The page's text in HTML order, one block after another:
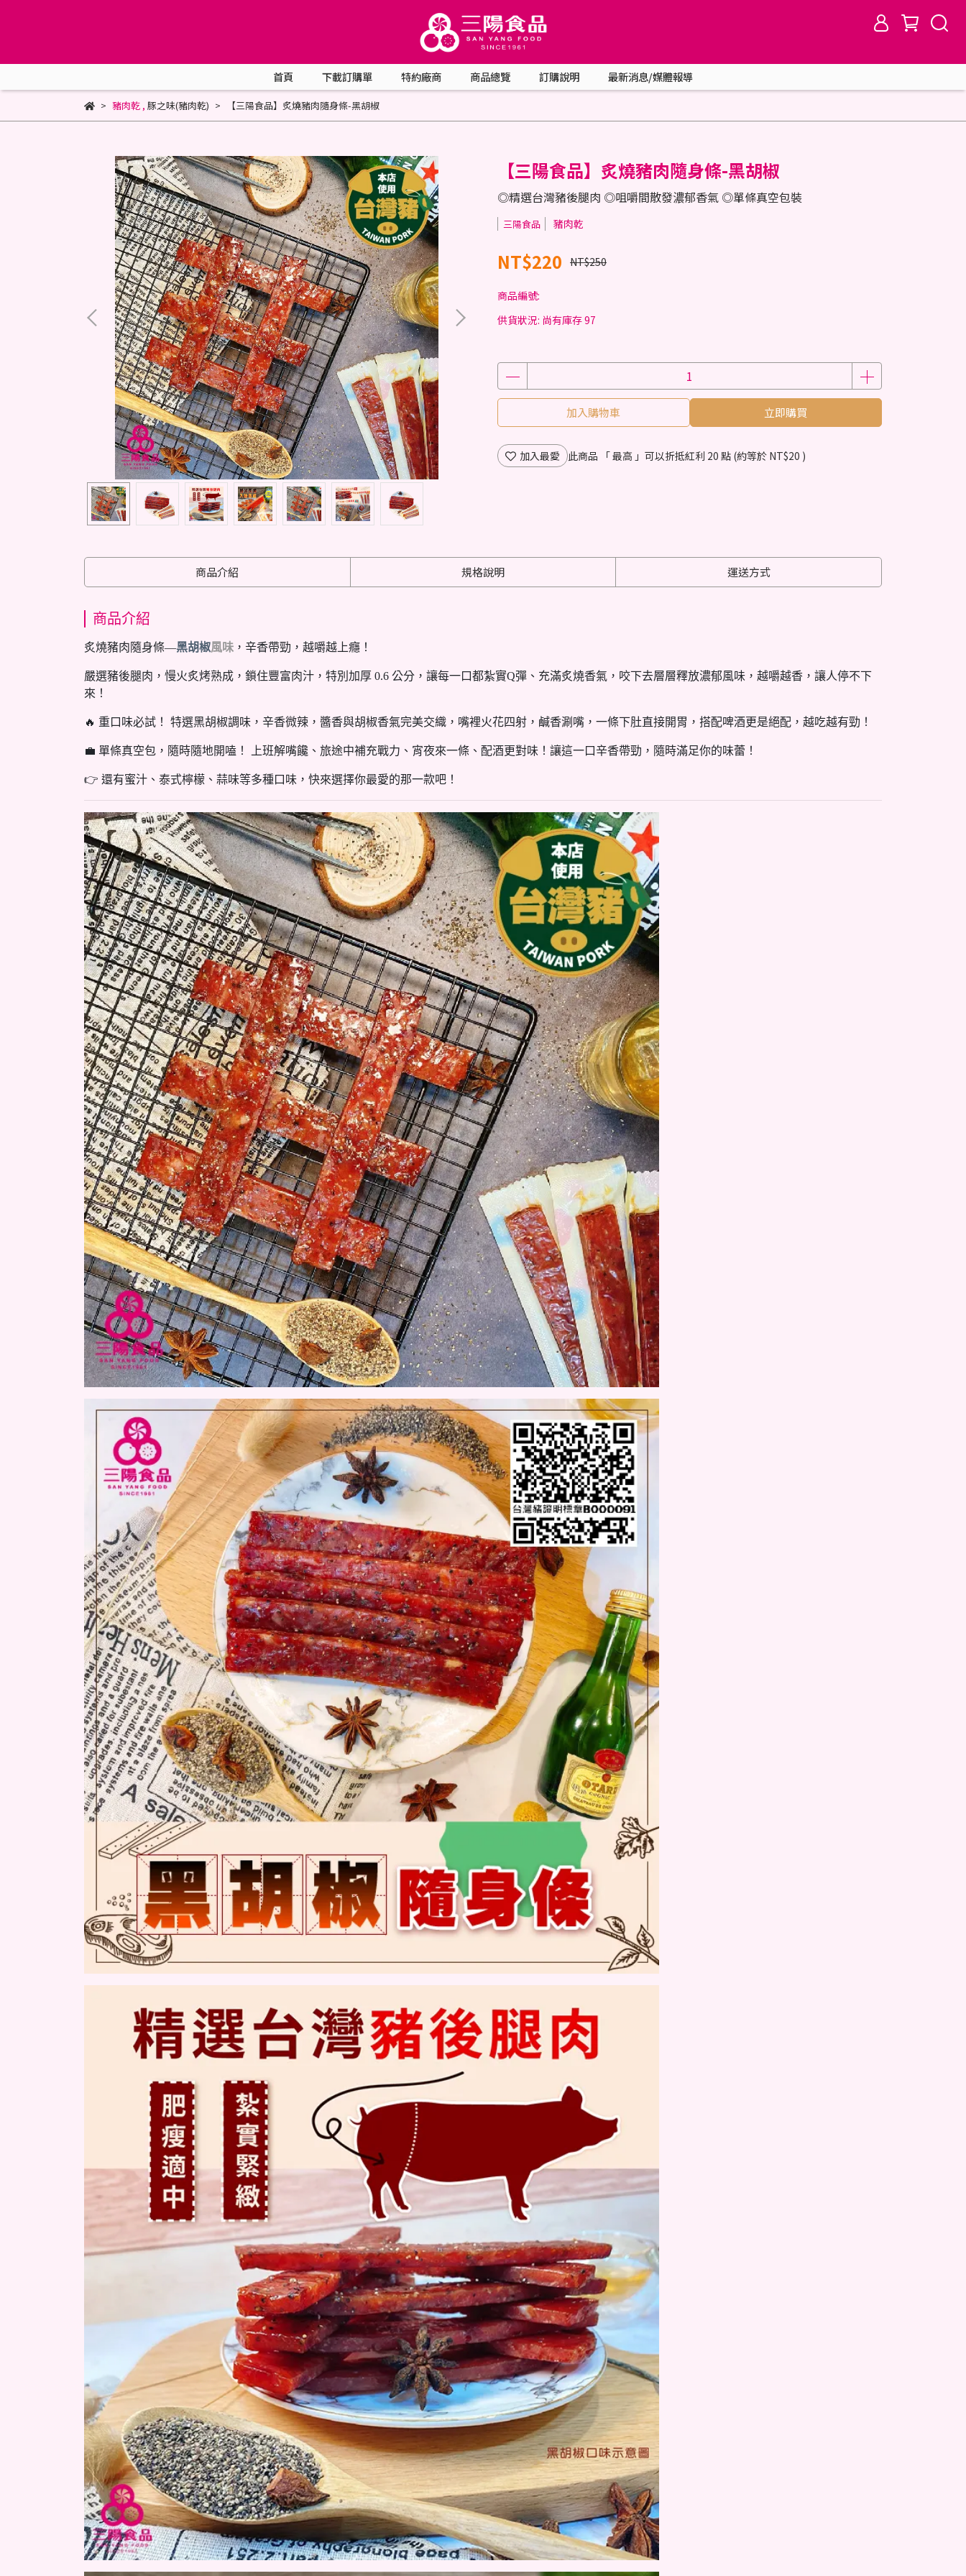
首頁 下載訂購單 特約廠商 商品總覽 訂購說明 最新消息/媒體報導
豬肉乾, 豚之味(豬肉乾) 【三陽食品】炙燒豬肉隨身條-黑胡椒
【三陽食品】炙燒豬肉隨身條-黑胡椒
◎精選台灣豬後腿肉 ◎咀嚼間散發濃郁香氣 ◎單條真空包裝
三陽食品 豬肉乾
NT$220 NT$250
商品編號:
供貨狀況: 尚有庫存 97
加入購物車 立即購買
加入最愛 此商品 「 最高 」可以折抵紅利 20 點 (約等於 NT$20 )
商品介紹 規格說明 運送方式
商品介紹
炙燒豬肉隨身條—黑胡椒風味 ，辛香帶勁，越嚼越上癮！
嚴選豬後腿肉，慢火炙烤熟成，鎖住豐富肉汁，特別加厚 0.6 公分，讓每一口都紮實Q彈、充滿炙燒香氣，咬下去層層釋放濃郁風味，越嚼越香，讓人停不下
來！
🔥 重口味必試！ 特選黑胡椒調味，辛香微辣，醬香與胡椒香氣完美交織，嘴裡火花四射，鹹香涮嘴，一條下肚直接開胃，搭配啤酒更是絕配，越吃越有勁！
💼 單條真空包，隨時隨地開嗑！ 上班解嘴饞、旅途中補充戰力、宵夜來一條、配酒更對味！讓這一口辛香帶勁，隨時滿足你的味蕾！
👉 還有蜜汁、泰式檸檬、蒜味等多種口味，快來選擇你最愛的那一款吧！